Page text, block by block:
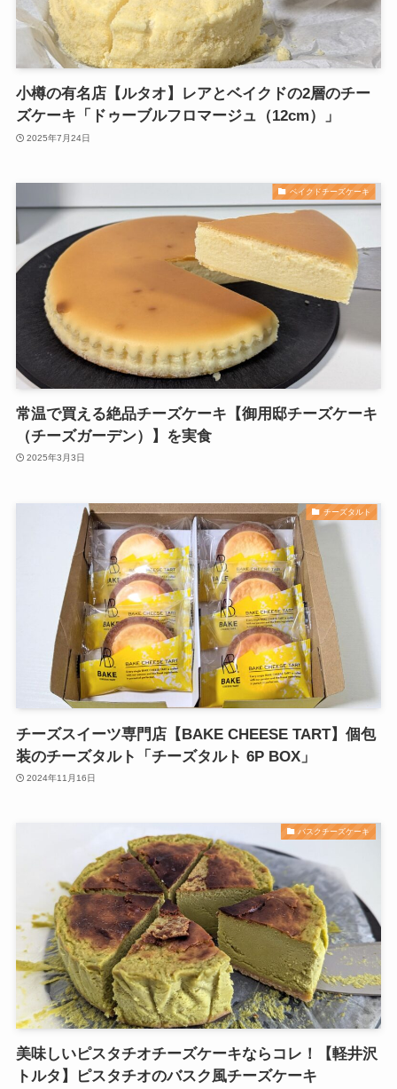
小樽の有名店【ルタオ】レアとベイクドの2層のチー
ズケーキ「ドゥーブルフロマージュ（12cm）」
2025年7月24日
ベイクドチーズケーキ
常温で買える絶品チーズケーキ【御用邸チーズケーキ
（チーズガーデン）】を実食
2025年3月3日
チーズタルト
チーズスイーツ専門店【BAKE CHEESE TART】個包
装のチーズタルト「チーズタルト 6P BOX」
2024年11月16日
バスクチーズケーキ
美味しいピスタチオチーズケーキならコレ！【軽井沢
トルタ】ピスタチオのバスク風チーズケーキ